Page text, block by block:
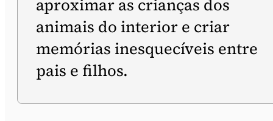
aproximar as crianças dos
animais do interior e criar
memórias inesquecíveis entre
pais e filhos.